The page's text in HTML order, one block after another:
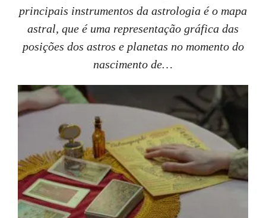
principais instrumentos da astrologia é o mapa
astral, que é uma representação gráfica das
posições dos astros e planetas no momento do
nascimento de…